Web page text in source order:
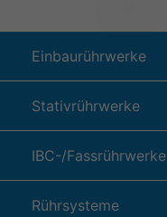
Einbaurührwerke
Stativrührwerke
IBC-/Fassrührwerke
Rührsysteme